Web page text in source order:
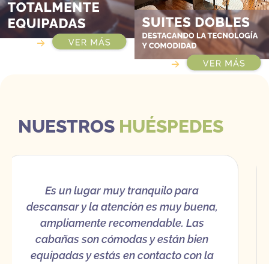
NUESTROS HUÉSPEDES
Un lugar muy agradable para alojarse.
El ambiente es súper agradable y te
hace sentir como si estuvieras en la
jungla. Las cabañas están totalmente
equipadas y son muy acogedoras.